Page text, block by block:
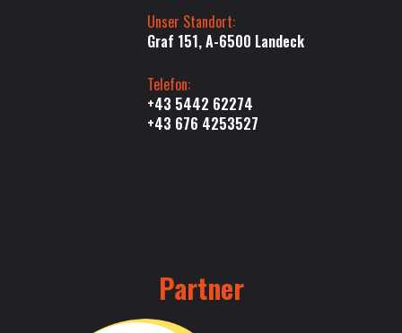
Unser Standort:
Graf 151, A-6500 Landeck
Telefon:
+43 5442 62274
+43 676 4253527
Partner